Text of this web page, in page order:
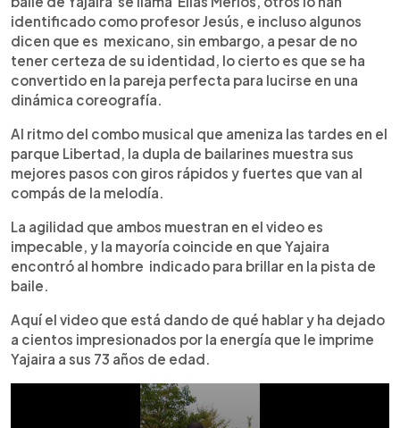
identificado como profesor Jesús, e incluso algunos
dicen que es mexicano, sin embargo, a pesar de no
tener certeza de su identidad, lo cierto es que se ha
convertido en la pareja perfecta para lucirse en una
dinámica coreografía.
Al ritmo del combo musical que ameniza las tardes en el
parque Libertad, la dupla de bailarines muestra sus
mejores pasos con giros rápidos y fuertes que van al
compás de la melodía.
La agilidad que ambos muestran en el video es
impecable, y la mayoría coincide en que Yajaira
encontró al hombre indicado para brillar en la pista de
baile.
Aquí el video que está dando de qué hablar y ha dejado
a cientos impresionados por la energía que le imprime
Yajaira a sus 73 años de edad.